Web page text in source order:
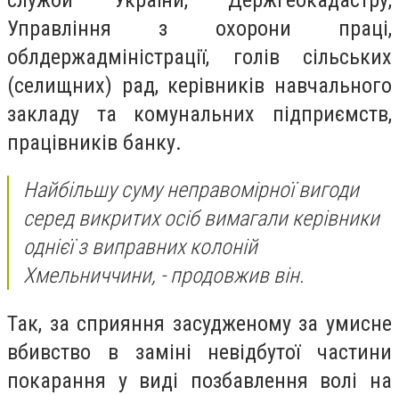
Управління з охорони праці,
облдержадміністрації, голів сільських
(селищних) рад, керівників навчального
закладу та комунальних підприємств,
працівників банку.
Найбільшу суму неправомірної вигоди
серед викритих осіб вимагали керівники
однієї з виправних колоній
Хмельниччини, - продовжив він.
Так, за сприяння засудженому за умисне
вбивство в заміні невідбутої частини
покарання у виді позбавлення волі на